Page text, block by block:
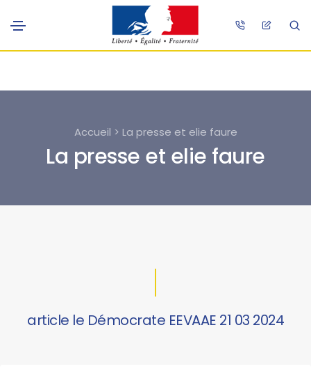
Accueil > La presse et elie faure
La presse et elie faure
article le Démocrate EEVAAE 21 03 2024